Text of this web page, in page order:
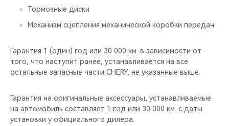
Тормозные диски
Механизм сцепления механической коробки передач
Гарантия 1 (один) год или 30 000 км. в зависимости от
того, что наступит ранее, устанавливается на все
остальные запасные части CHERY, не указанные выше.
Гарантия на оригинальные аксессуары, устанавливаемые
на автомобиль составляет 1 год или 30 000 км. с даты
установки у официального дилера.